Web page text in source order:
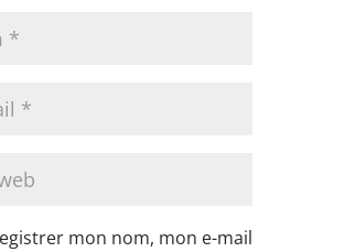
mon nom, mon e-mail